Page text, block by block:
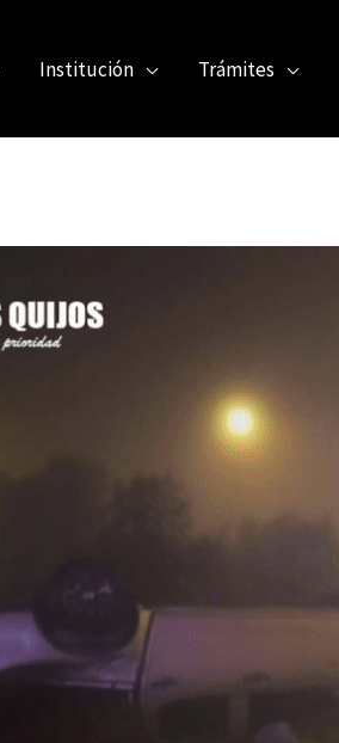
Institución Trámites